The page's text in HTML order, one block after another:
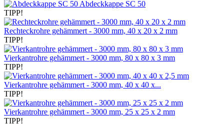
Abdeckkappe SC 50
TIPP!
Rechteckrohre gehämmert - 3000 mm, 40 x 20 x 2 mm
TIPP!
Vierkantrohre gehämmert - 3000 mm, 80 x 80 x 3 mm
TIPP!
Vierkantrohre gehämmert - 3000 mm, 40 x 40 x...
TIPP!
Vierkantrohre gehämmert - 3000 mm, 25 x 25 x 2 mm
TIPP!